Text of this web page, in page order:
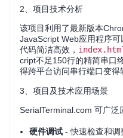
2、项目技术分析
该项目利用了最新版本
JavaScript Web应用程序
代码简洁高效，
cript不足150行的精简串口
得跨平台访问串行端口变得
3、项目及技术应用场景
SerialTerminal.com 可广泛
硬件调试 - 快速检查和调